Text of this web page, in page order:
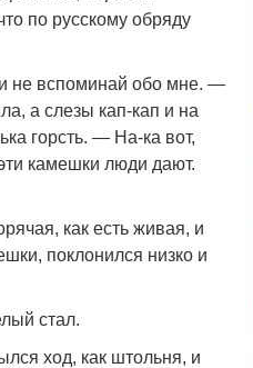
по русскому обряду
не вспоминай обо мне. —
а слезы кап-кап и на
горсть. — На-ка вот,
камешки люди дают.
как есть живая, и
поклонился низко и
стал.
ход, как штольня, и